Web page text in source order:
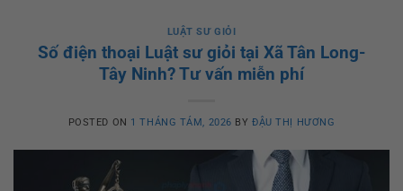
LUẬT SƯ GIỎI
Số điện thoại Luật sư giỏi tại Xã Tân Long-
Tây Ninh? Tư vấn miễn phí
POSTED ON 1 THÁNG TÁM, 2026 BYĐẬU THỊ HƯƠNG